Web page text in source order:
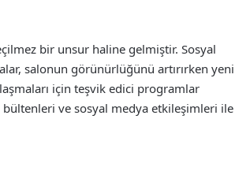
bir unsur haline gelmiştir. Sosyal
salonun görünürlüğünü artırırken yeni
için teşvik edici programlar
bültenleri ve sosyal medya etkileşimleri ile